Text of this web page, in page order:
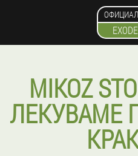
MIKOZ
ЛЕКУВАМЕ